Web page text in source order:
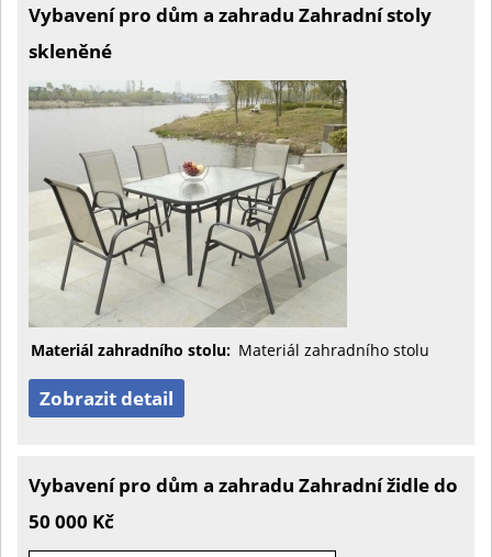
Vybavení pro dům a zahradu Zahradní stoly
skleněné
Materiál zahradního stolu: Materiál zahradního stolu
Zobrazit detail
Vybavení pro dům a zahradu Zahradní židle do
50 000 Kč